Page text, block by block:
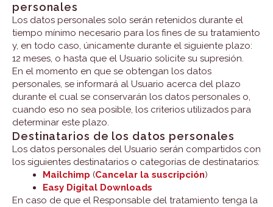
personales
Los datos personales solo serán retenidos durante el
tiempo mínimo necesario para los fines de su tratamiento
y, en todo caso, únicamente durante el siguiente plazo:
12 meses, o hasta que el Usuario solicite su supresión.
En el momento en que se obtengan los datos
personales, se informará al Usuario acerca del plazo
durante el cual se conservarán los datos personales o,
cuando eso no sea posible, los criterios utilizados para
determinar este plazo.
Destinatarios de los datos personales
Los datos personales del Usuario serán compartidos con
los siguientes destinatarios o categorías de destinatarios:
Mailchimp (Cancelar la suscripción)
Easy Digital Downloads
En caso de que el Responsable del tratamiento tenga la